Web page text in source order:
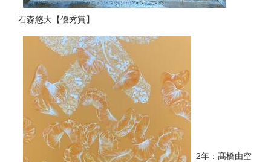
石森悠大【優秀賞】
2年：髙橋由空